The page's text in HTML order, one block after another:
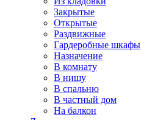
Закрытые
Открытые
Раздвижные
Гардеробные шкафы
Назначение
В комнату
В нишу
В спальню
В частный дом
На балкон